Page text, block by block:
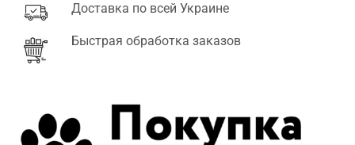
Доставка по всей Украине
Быстрая обработка заказов